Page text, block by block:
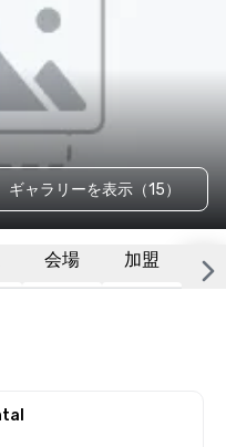
ギャラリーを表示（15）
会場 加盟 そ